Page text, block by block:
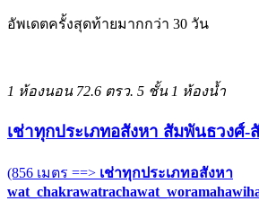
อัพเดตครั้งสุดท้ายมากกว่า 30 วัน
1 ห้องนอน 72.6 ตรว. 5 ชั้น 1 ห้องน้ำ
เช่าทุกประเภทอสังหา สัมพันธวงศ์-
(856 เมตร ==> เช่าทุกประเภทอสังหา